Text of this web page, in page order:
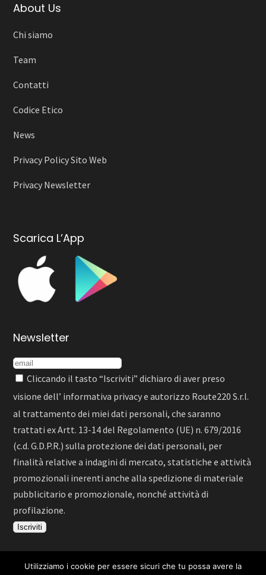
About Us
Chi siamo
Team
Contatti
Codice Etico
News
Privacy Policy Sito Web
Privacy Newsletter
Scarica L’App
Newsletter
Cliccando il tasto “Iscriviti” dichiaro di aver preso
visione dell’ informativa privacye autorizzo Route220 S.r.l.
al trattamento dei miei dati personali, che saranno
trattati ex Artt. 13-14 del Regolamento (UE) n. 679/2016
(c.d. G.D.P.R.) sulla protezione dei dati personali, per
finalità relative a indagini di mercato, statistiche e attività
promozionali inerenti anche alla spedizione di materiale
pubblicitario e promozionale, nonché attività di
profilazione.
Utilizziamo i cookie per essere sicuri che tu possa avere la